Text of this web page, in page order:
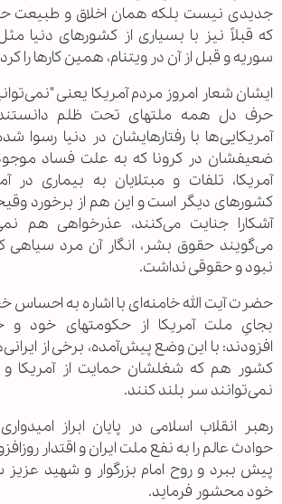
جدیدی نیست بلکه همان اخلاق و طبیعت
که قبلاً نیز با بسیاری از کشورهای دنیا
سوریه و قبل از آن در ویتنام، همین کارها را
ایشان شعار امروز مردم آمریکا یعنی
حرف دل همه ملتهای تحت ظلم دانستند
آمریکایی‌ها با رفتارهایشان در دنیا رسوا
ضعیفشان در کرونا که به علت فساد
آمریکا، تلفات و مبتلایان به بیماری در
کشورهای دیگر است و این هم از برخورد
آشکارا جنایت می‌کنند، عذرخواهی هم
می‌گویند حقوق بشر، انگار آن مرد
نبود و حقوقی نداشت.
حضرت آیت الله خامنه‌ای با اشاره به احساس
بجایِ ملت آمریکا از حکومتهای خود
افزودند: با این وضع پیش‌آمده، برخی از
کشور هم که شغلشان حمایت از آمریکا و
نمی‌توانند سر بلند کنند.
رهبر انقلاب اسلامی در پایان ابراز
حوادث عالم را به نفع ملت ایران و اقتدار
پیش ببرد و روح امام بزرگوار و شهید عزیز
خود محشور فرماید.